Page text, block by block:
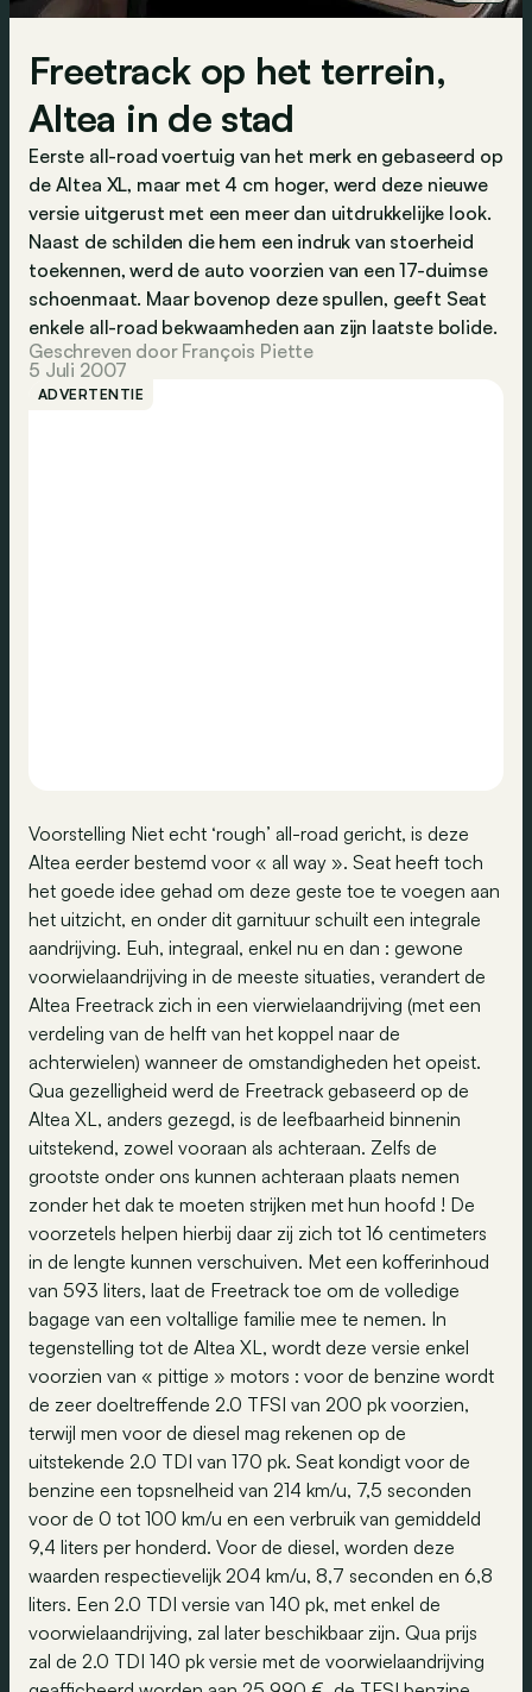
Freetrack op het terrein,
Altea in de stad
Eerste all-road voertuig van het merk en gebaseerd op
de Altea XL, maar met 4 cm hoger, werd deze nieuwe
versie uitgerust met een meer dan uitdrukkelijke look.
Naast de schilden die hem een indruk van stoerheid
toekennen, werd de auto voorzien van een 17-duimse
schoenmaat. Maar bovenop deze spullen, geeft Seat
enkele all-road bekwaamheden aan zijn laatste bolide.
Geschreven door François Piette
5 Juli 2007
ADVERTENTIE
Voorstelling Niet echt ‘rough’ all-road gericht, is deze
Altea eerder bestemd voor « all way ». Seat heeft toch
het goede idee gehad om deze geste toe te voegen aan
het uitzicht, en onder dit garnituur schuilt een integrale
aandrijving. Euh, integraal, enkel nu en dan : gewone
voorwielaandrijving in de meeste situaties, verandert de
Altea Freetrack zich in een vierwielaandrijving (met een
verdeling van de helft van het koppel naar de
achterwielen) wanneer de omstandigheden het opeist.
Qua gezelligheid werd de Freetrack gebaseerd op de
Altea XL, anders gezegd, is de leefbaarheid binnenin
uitstekend, zowel vooraan als achteraan. Zelfs de
grootste onder ons kunnen achteraan plaats nemen
zonder het dak te moeten strijken met hun hoofd ! De
voorzetels helpen hierbij daar zij zich tot 16 centimeters
in de lengte kunnen verschuiven. Met een kofferinhoud
van 593 liters, laat de Freetrack toe om de volledige
bagage van een voltallige familie mee te nemen. In
tegenstelling tot de Altea XL, wordt deze versie enkel
voorzien van « pittige » motors : voor de benzine wordt
de zeer doeltreffende 2.0 TFSI van 200 pk voorzien,
terwijl men voor de diesel mag rekenen op de
uitstekende 2.0 TDI van 170 pk. Seat kondigt voor de
benzine een topsnelheid van 214 km/u, 7,5 seconden
voor de 0 tot 100 km/u en een verbruik van gemiddeld
9,4 liters per honderd. Voor de diesel, worden deze
waarden respectievelijk 204 km/u, 8,7 seconden en 6,8
liters. Een 2.0 TDI versie van 140 pk, met enkel de
voorwielaandrijving, zal later beschikbaar zijn. Qua prijs
zal de 2.0 TDI 140 pk versie met de voorwielaandrijving